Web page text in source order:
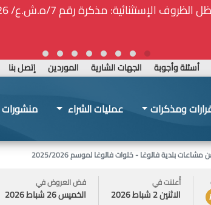
لدى هيئة الشراء العام... الخ. (المادة 109 : الشفافية)
أسئلة وأجوبة الجهات الشارية الموردين إتصل بنا
ومذكرات عمليات الشراء منشورات
بلدية فالوغا - خلوات فالوغا لموسم 2025/2026
أُعلنت في
الاثنين 2 شباط 2026
فض العروض في
الخميس 26 شباط 2026